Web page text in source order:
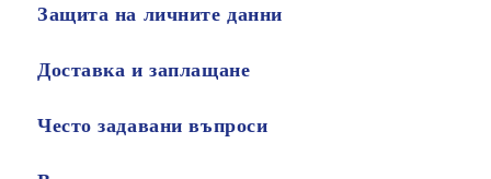
Защита на личните данни
Доставка и заплащане
Често задавани въпроси